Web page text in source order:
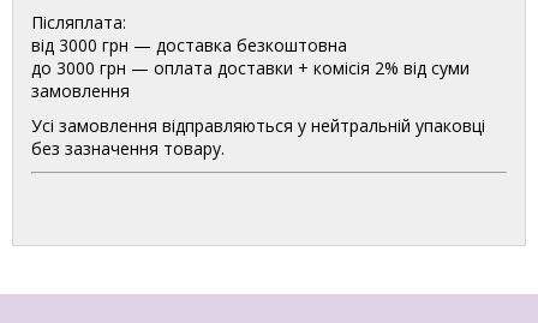
Післяплата:
від 3000 грн — доставка безкоштовна
до 3000 грн — оплата доставки + комісія 2% від суми
замовлення
Усі замовлення відправляються у нейтральній упаковці
без зазначення товару.